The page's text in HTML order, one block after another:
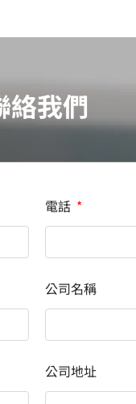
絡我們
電話
公司名稱
公司地址